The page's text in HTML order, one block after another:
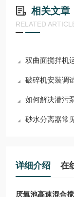
相关文章
RELATED
双曲面搅拌机
破碎机安装调
如何解决潜污
砂水分离器常
详细介绍 在
厌氧池高速混合